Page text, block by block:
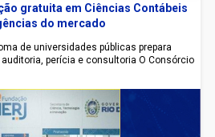
gratuita em Ciências Contábeis
do mercado
de universidades públicas prepara
perícia e consultoria O Consórcio